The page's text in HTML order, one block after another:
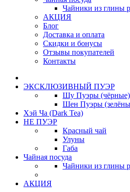
Чайники из глины
АКЦИЯ
Блог
Доставка и оплата
Скидки и бонусы
Отзывы покупателей
Контакты
ЭКСКЛЮЗИВНЫЙ ПУЭР
Шу Пуэры (чёрные)
Шен Пуэры
Хэй Ча (Dark Tea)
НЕ ПУЭР
Красный чай
Улуны
Габа
Чайная посуда
Чайники из глины
АКЦИЯ